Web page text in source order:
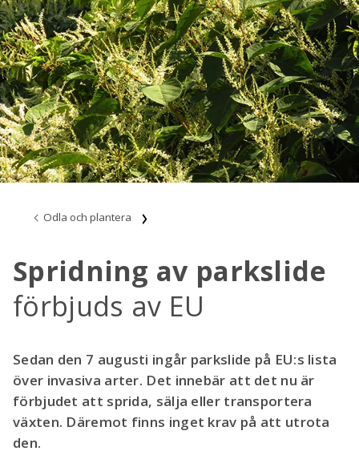
Odla och plantera
Spridning av parkslide
förbjuds av EU
Sedan den 7 augusti ingår parkslide på EU:s lista
över invasiva arter. Det innebär att det nu är
förbjudet att sprida, sälja eller transportera
växten. Däremot finns inget krav på att utrota
den.